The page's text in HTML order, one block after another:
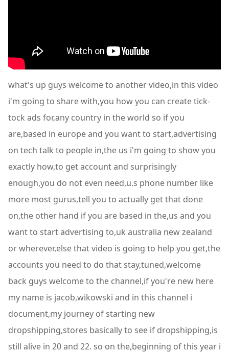
what's up guys welcome to another video,in this video
i'm going to share with,you how you can create tick-
tock ads for,any country in the world so if you
are,based in europe and you want to start,advertising
on tech talk to people in,the us i'm going to show you
exactly how,to get account and surprisingly
enough,you do not even need,u.s phone number like
more most gurus,tell you to actually get that done
on,the other hand if you are based in the,us and you
want to start advertising to,uk australia new zealand
or wherever,else that video is going to help you get,the
accounts you need to do that stay,tuned,welcome
back guys welcome to the channel,if you're new here
my name is jacob,wikowski and in this channel i
document,my journey of starting new
dropshipping,stores basically to see if dropshipping,is
still alive in 20 and 22. so on the,beginning of this year i